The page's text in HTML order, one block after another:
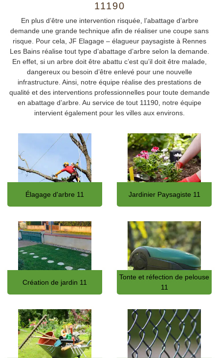
11190
En plus d’être une intervention risquée, l’abattage d’arbre
demande une grande technique afin de réaliser une coupe sans
risque. Pour cela, JF Elagage – élagueur paysagiste à Rennes
Les Bains réalise tout type d’abattage d’arbre selon la demande.
En effet, si un arbre doit être abattu c’est qu’il doit être malade,
dangereux ou besoin d’être enlevé pour une nouvelle
infrastructure. Ainsi, notre équipe réalise des prestations de
qualité et des interventions professionnelles pour toute demande
en abattage d’arbre. Au service de tout 11190, notre équipe
intervient également pour les villes aux environs.
Élagage d'arbre 11 Jardinier Paysagiste 11
Création de jardin 11
Tonte et réfection de pelouse
11